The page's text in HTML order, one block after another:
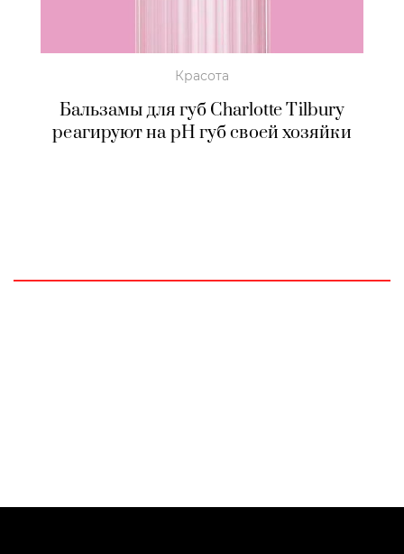
Красота
Бальзамы для губ Charlotte Tilbury
реагируют на pH губ своей хозяйки